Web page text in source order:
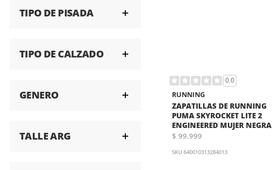
0.0
RUNNING
ZAPATILLAS DE RUNNING
PUMA SKYROCKET LITE 2
ENGINEERED MUJER NEGRA
$ 99.999
SKU 640010313284013
TIPO DE PISADA
TIPO DE CALZADO
GENERO
TALLE ARG